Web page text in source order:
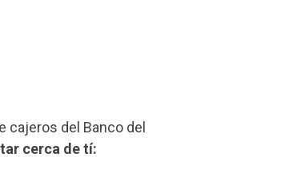
cajeros del Banco del
cerca de tí: